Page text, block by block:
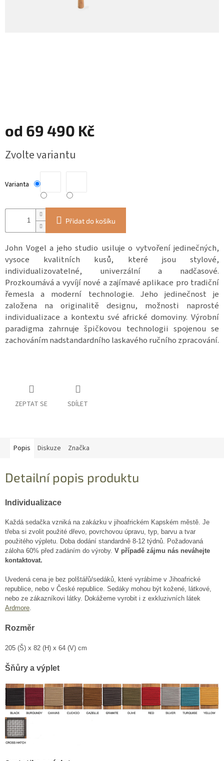
od 69 490 Kč
cena:
Zvolte variantu
Varianta
Přidat do košíku
John Vogel a jeho studio usiluje o vytvoření jedinečných,
vysoce kvalitních kusů, které jsou stylové,
individualizovatelné, univerzální a nadčasové.
Prozkoumává a vyvíjí nové a zajímavé aplikace pro tradiční
řemesla a moderní technologie. Jeho jedinečnost je
založena na originalitě designu, možnosti naprosté
individualizace a kontextu své africké domoviny. Výrobní
paradigma zahrnuje špičkovou technologii spojenou se
zachováním nadstandardního laskavého ručního zpracování.
ZEPTAT SE SDÍLET
Popis Diskuze Značka
Detailní popis produktu
Individualizace
Každá sedačka vzniká na zakázku v jihoafrickém Kapském městě. Je
třeba si zvolit použité dřevo, povrchovou úpravu, typ, barvu a tvar
použitého výpletu. Doba dodání standardně 8-12 týdnů. Požadovaná
záloha 60% před zadáním do výroby. V případě zájmu nás neváhejte
kontaktovat.
Uvedená cena je bez polštářů/sedáků, které vyrábíme v Jihoafrické
republice, nebo v České republice. Sedáky mohou být kožené, látkové,
nebo ze zákazníkovi látky. Dokážeme vyrobit i z exkluzivních látek
Ardmore
Rozměr
205 (Š) x 82 (H) x 64 (V) cm
Šňůry a výplet